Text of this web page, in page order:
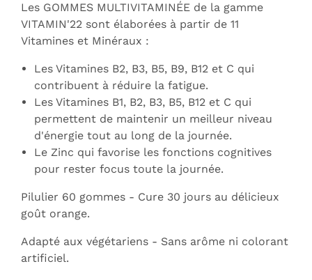
Les GOMMES MULTIVITAMINÉE de la gamme
VITAMIN'22 sont élaborées à partir de 11
Vitamines et Minéraux :
Les Vitamines B2, B3, B5, B9, B12 et C qui
contribuent à réduire la fatigue.
Les Vitamines B1, B2, B3, B5, B12 et C qui
permettent de maintenir un meilleur niveau
d'énergie tout au long de la journée.
Le Zinc qui favorise les fonctions cognitives
pour rester focus toute la journée.
Pilulier 60 gommes - Cure 30 jours au délicieux
goût orange.
Adapté aux végétariens - Sans arôme ni colorant
artificiel.